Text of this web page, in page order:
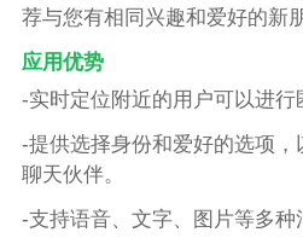
荐与您有相同兴趣和爱好的新
应用优势
-实时定位附近的用户可以进行
-提供选择身份和爱好的选项
聊天伙伴。
-支持语音、文字、图片等多种